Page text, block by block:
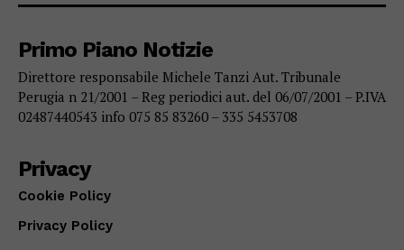
Primo Piano Notizie
Direttore responsabile Michele Tanzi Aut. Tribunale
Perugia n 21/2001 – Reg periodici aut. del 06/07/2001 – P.IVA
02487440543 info 075 85 83260 – 335 5453708
Privacy
Cookie Policy
Privacy Policy